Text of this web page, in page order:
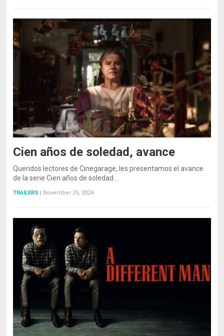
Cien años de soledad, avance
Queridos lectores de Cinegarage, les presentamos el avance
de la serie Cien años de soledad.…
TRAILERS | November 25, 2024